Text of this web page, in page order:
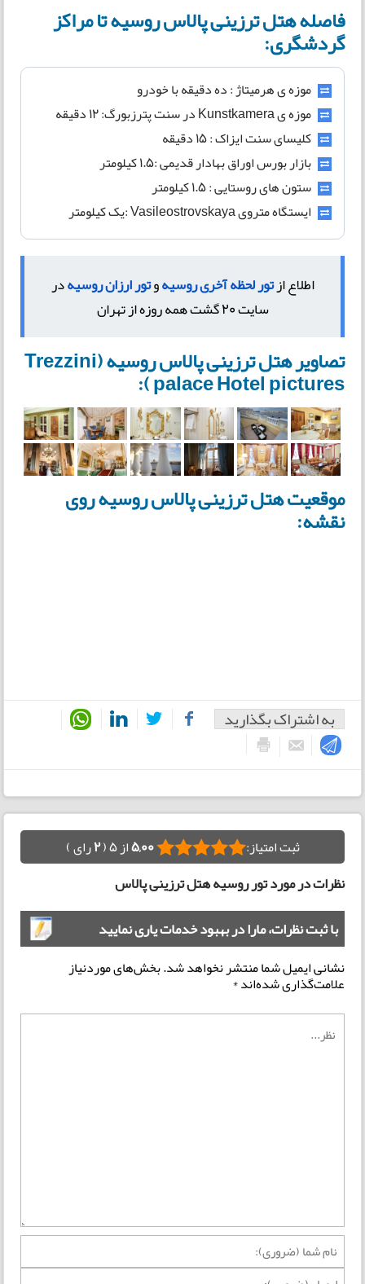
فاصله هتل ترزینی پالاس روسیه تا مراکز
گردشگری:
موزه ی هرمیتاژ : ده دقیقه با خودرو
موزه ی Kunstkamera در سنت پترزبورگ: 12 دقیقه
کلیسای سنت ایزاک : 15 دقیقه
بازار بورس اوراق بهادار قدیمی :1.5 کیلومتر
ستون های روستایی : 1.5 کیلومتر
ایستگاه متروی Vasileostrovskaya :یک کیلومتر
اطلاع ازتور لحظه آخری روسیهوتور ارزان روسیهدر
سایت 20 گشت همه روزه از تهران
تصاویر هتل ترزینی پالاس روسیه (Trezzini
palace Hotel pictures ):
موقعیت هتل ترزینی پالاس روسیه روی
نقشه:
به اشتراک بگذارید
ثبت امتیاز: 5,00از 5 ( 2رای )
نظرات در مورد تور روسیه هتل ترزینی پالاس
با ثبت نظرات، مارا در بهبود خدمات یاری نمایید
نشانی ایمیل شما منتشر نخواهد شد.بخش‌های موردنیاز
علامت‌گذاری شده‌اند*